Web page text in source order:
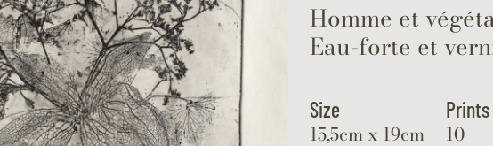
Homme et
Eau-forte et
Size
15,5cm x 19cm
Prints
10